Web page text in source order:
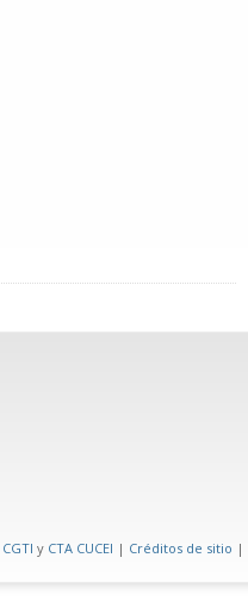
CGTI y CTA CUCEI | Créditos de sitio |